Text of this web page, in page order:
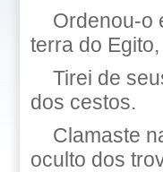
Ordenou-o
terra do
Tirei de
dos cestos.
Clamaste
oculto dos